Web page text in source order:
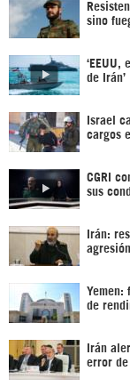
sino
‘EEUU,
de Irán’
Israel
cargos
CGRI
sus
Irán:
Yemen:
de
Irán
error